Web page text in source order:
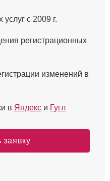
с 2009 г.
регистрационных
изменений в
в Яндекс и Гугл
заявку